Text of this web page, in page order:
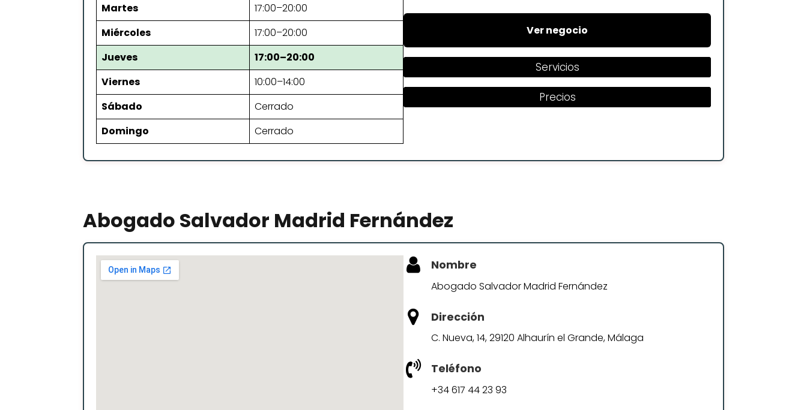
Martes
17:00–20:00
Miércoles
17:00–20:00
Jueves
17:00–20:00
Viernes
10:00–14:00
Sábado
Cerrado
Domingo
Cerrado
Ver negocio
Servicios
Precios
Abogado Salvador Madrid Fernández
Nombre
Abogado Salvador Madrid Fernández
Dirección
C. Nueva, 14, 29120 Alhaurín el Grande, Málaga
Teléfono
+34 617 44 23 93